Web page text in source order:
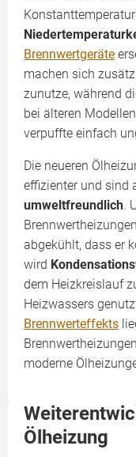
Brennwertgeräte
machen sich
zunutze, während
bei älteren
verpuffte einfach
Die neueren
effizienter und sind
umweltfreundlich.
abgekühlt, dass er
wird
dem Heizkreislauf
Heizwassers
Brennwerteffekts
moderne
Ölheizung